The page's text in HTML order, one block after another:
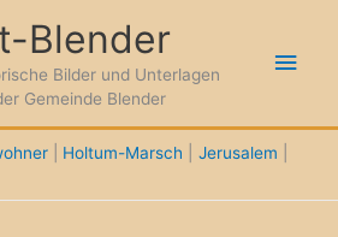
Blender
Bilder und Unterlagen
Gemeinde Blender
Holtum-Marsch
Jerusalem